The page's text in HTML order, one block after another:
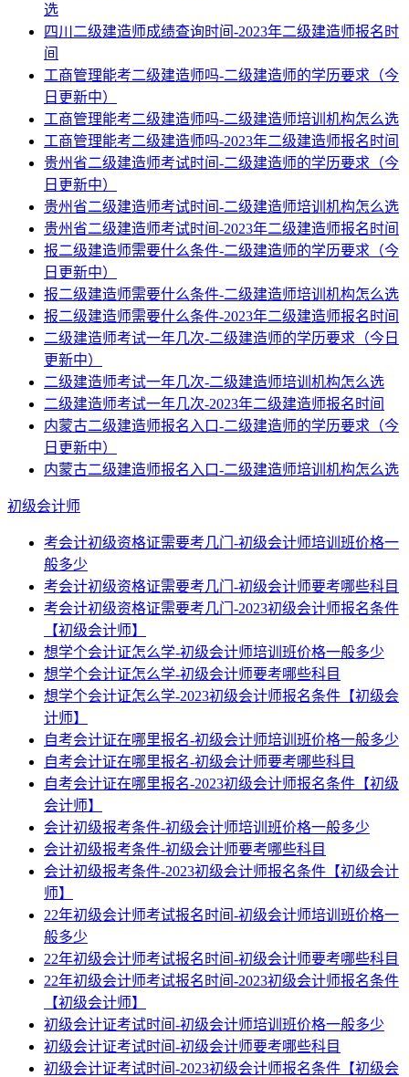
选
四川二级建造师成绩查询时间-2023年二级建造师报名时
间
工商管理能考二级建造师吗-二级建造师的学历要求（今
日更新中）
工商管理能考二级建造师吗-二级建造师培训机构怎么选
工商管理能考二级建造师吗-2023年二级建造师报名时间
贵州省二级建造师考试时间-二级建造师的学历要求（今
日更新中）
贵州省二级建造师考试时间-二级建造师培训机构怎么选
贵州省二级建造师考试时间-2023年二级建造师报名时间
报二级建造师需要什么条件-二级建造师的学历要求（今
日更新中）
报二级建造师需要什么条件-二级建造师培训机构怎么选
报二级建造师需要什么条件-2023年二级建造师报名时间
二级建造师考试一年几次-二级建造师的学历要求（今日
更新中）
二级建造师考试一年几次-二级建造师培训机构怎么选
二级建造师考试一年几次-2023年二级建造师报名时间
内蒙古二级建造师报名入口-二级建造师的学历要求（今
日更新中）
内蒙古二级建造师报名入口-二级建造师培训机构怎么选
初级会计师
考会计初级资格证需要考几门-初级会计师培训班价格一
般多少
考会计初级资格证需要考几门-初级会计师要考哪些科目
考会计初级资格证需要考几门-2023初级会计师报名条件
【初级会计师】
想学个会计证怎么学-初级会计师培训班价格一般多少
想学个会计证怎么学-初级会计师要考哪些科目
想学个会计证怎么学-2023初级会计师报名条件【初级会
计师】
自考会计证在哪里报名-初级会计师培训班价格一般多少
自考会计证在哪里报名-初级会计师要考哪些科目
自考会计证在哪里报名-2023初级会计师报名条件【初级
会计师】
会计初级报考条件-初级会计师培训班价格一般多少
会计初级报考条件-初级会计师要考哪些科目
会计初级报考条件-2023初级会计师报名条件【初级会计
师】
22年初级会计师考试报名时间-初级会计师培训班价格一
般多少
22年初级会计师考试报名时间-初级会计师要考哪些科目
22年初级会计师考试报名时间-2023初级会计师报名条件
【初级会计师】
初级会计证考试时间-初级会计师培训班价格一般多少
初级会计证考试时间-初级会计师要考哪些科目
初级会计证考试时间-2023初级会计师报名条件【初级会